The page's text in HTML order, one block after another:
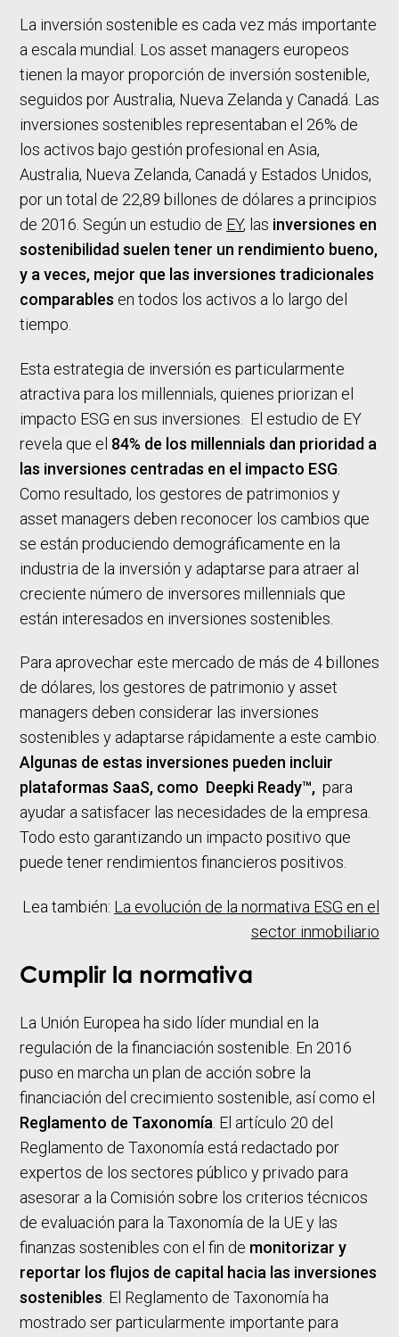
La inversión sostenible es cada vez más importante
a escala mundial. Los asset managers europeos
tienen la mayor proporción de inversión sostenible,
seguidos por Australia, Nueva Zelanda y Canadá. Las
inversiones sostenibles representaban el 26% de
los activos bajo gestión profesional en Asia,
Australia, Nueva Zelanda, Canadá y Estados Unidos,
por un total de 22,89 billones de dólares a principios
de 2016. Según un estudio de EY, las inversiones en
sostenibilidad suelen tener un rendimiento bueno,
y a veces, mejor que las inversiones tradicionales
comparables en todos los activos a lo largo del
tiempo.
Esta estrategia de inversión es particularmente
atractiva para los millennials, quienes priorizan el
impacto ESG en sus inversiones. El estudio de EY
revela que el 84% de los millennials dan prioridad a
las inversiones centradas en el impacto ESG
Como resultado, los gestores de patrimonios y
asset managers deben reconocer los cambios que
se están produciendo demográficamente en la
industria de la inversión y adaptarse para atraer al
creciente número de inversores millennials que
están interesados en inversiones sostenibles.
Para aprovechar este mercado de más de 4 billones
de dólares, los gestores de patrimonio y asset
managers deben considerar las inversiones
sostenibles y adaptarse rápidamente a este cambio.
Algunas de estas inversiones pueden incluir
plataformas SaaS, como Deepki Ready™, para
ayudar a satisfacer las necesidades de la empresa.
Todo esto garantizando un impacto positivo que
puede tener rendimientos financieros positivos.
Lea también: La evolución de la normativa ESG en el
sector inmobiliario
Cumplir la normativa
La Unión Europea ha sido líder mundial en la
regulación de la financiación sostenible. En 2016
puso en marcha un plan de acción sobre la
financiación del crecimiento sostenible, así como el
Reglamento de Taxonomía. El artículo 20 del
Reglamento de Taxonomía está redactado por
expertos de los sectores público y privado para
asesorar a la Comisión sobre los criterios técnicos
de evaluación para la Taxonomía de la UE y las
finanzas sostenibles con el fin de monitorizar y
reportar los flujos de capital hacia las inversiones
sostenibles. El Reglamento de Taxonomía ha
mostrado ser particularmente importante para